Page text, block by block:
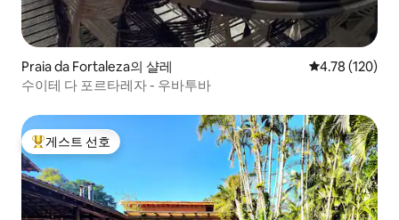
Praia da Fortaleza의 샬레 평점 4.78점(5
4.78 (120)
수이테 다 포르타레자 - 우바투바
상위 게스트 선호
게스트 선호